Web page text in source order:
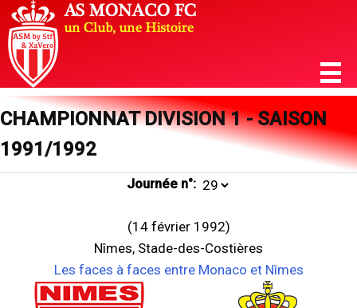
CHAMPIONNAT DIVISION 1 - SAISON
1991/1992
Journée n°:
(14 février 1992)
Nîmes, Stade-des-Costières
Les faces à faces entre Monaco et Nîmes